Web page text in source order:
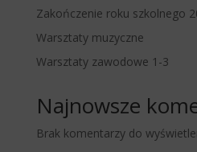
Zakończenie roku szkolnego
Warsztaty muzyczne
Warsztaty zawodowe 1-3
Najnowsze
Brak komentarzy do